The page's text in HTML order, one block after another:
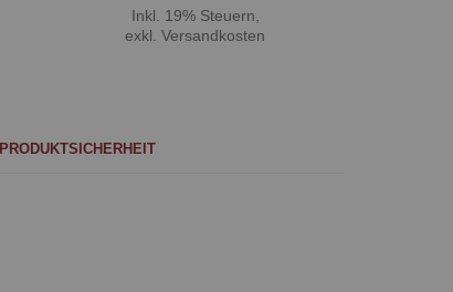
Inkl. 19% Steuern
exkl. Versandkosten
PRODUKTSICHERHEIT